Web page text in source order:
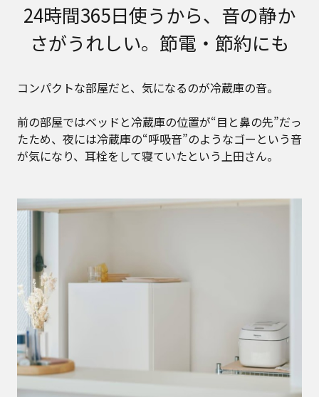
24時間365日使うから、音の静か
さがうれしい。節電・節約にも
コンパクトな部屋だと、気になるのが冷蔵庫の音。
前の部屋ではベッドと冷蔵庫の位置が“目と鼻の先”だっ
たため、夜には冷蔵庫の“呼吸音”のようなゴーという音
が気になり、耳栓をして寝ていたという上田さん。